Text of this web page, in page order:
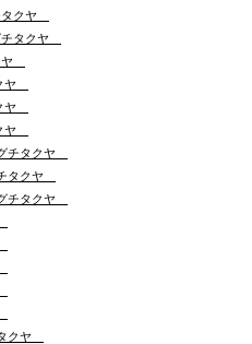
タクヤ
タクヤ
ヤ
ヤ
ヤ
ヤ
チタクヤ
タクヤ
チタクヤ
クヤ